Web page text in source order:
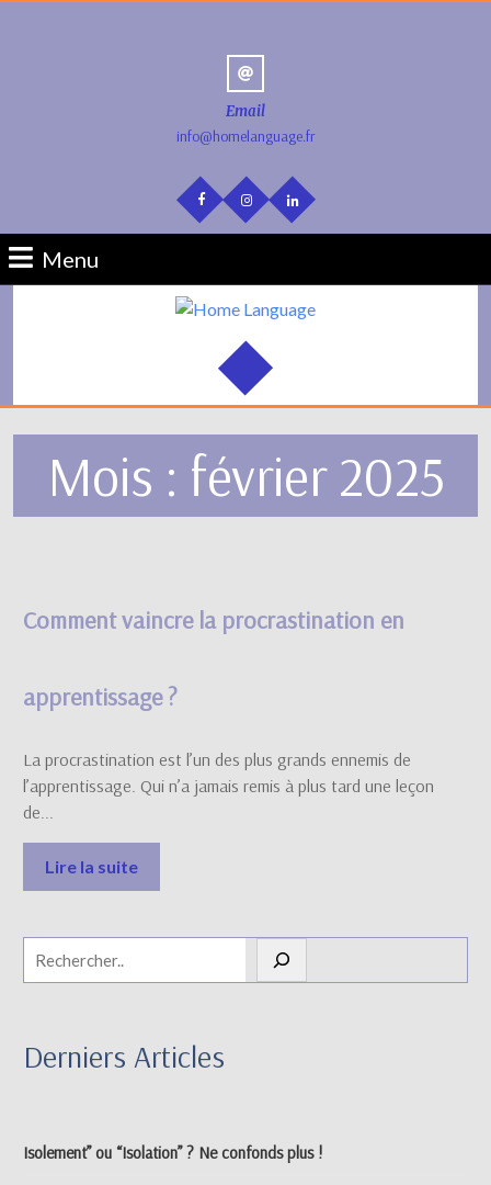
Email
info@homelanguage.fr
Menu
Mois : février 2025
Comment vaincre la procrastination en
apprentissage ?
La procrastination est l’un des plus grands ennemis de
l’apprentissage. Qui n’a jamais remis à plus tard une leçon
de...
Lire la suite
Derniers Articles
Isolement” ou “Isolation” ? Ne confonds plus !